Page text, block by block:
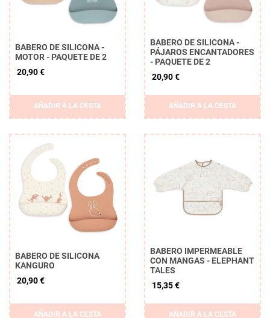
BABERO DE SILICONA -
MOTOR - PAQUETE DE 2
20,90 €
AÑADIR A LA CESTA
BABERO DE SILICONA -
PÁJAROS ENCANTADORES
- PAQUETE DE 2
20,90 €
AÑADIR A LA CESTA
BABERO DE SILICONA
KANGURO
20,90 €
AÑADIR A LA CESTA
BABERO IMPERMEABLE
CON MANGAS - ELEPHANT
TALES
15,35 €
AÑADIR A LA CESTA